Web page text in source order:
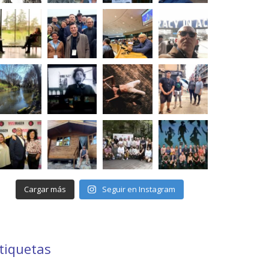
Cargar más Seguir en Instagram